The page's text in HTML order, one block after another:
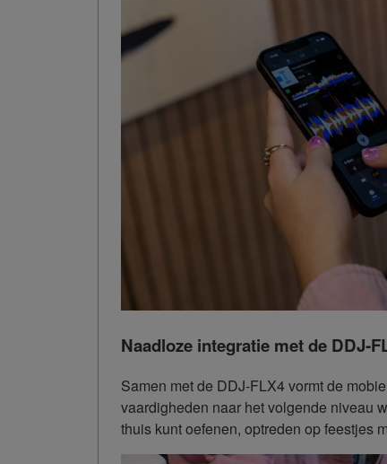
Naadloze integratie met de
Samen met de DDJ‑FLX4 vormt de
vaardigheden naar het volgende niveau
thuis kunt oefenen, optreden op feestjes